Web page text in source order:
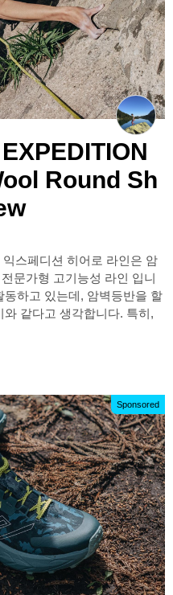
Round Sh
스페디션 히어로 라인은 암
문가형 고기능성 라인 입니
하고 있는데, 암벽등반을 할
같다고 생각합니다. 특히,
Sponsored